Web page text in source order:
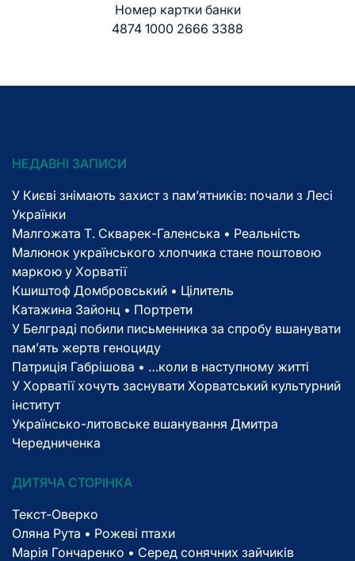
Номер картки банки
4874 1000 2666 3388
НЕДАВНІ ЗАПИСИ
У Києві знімають захист з пам’ятників: почали з Лесі
Українки
Малгожата Т. Скварек-Галенська • Реальність
Малюнок українського хлопчика стане поштовою
маркою у Хорватії
Кшиштоф Домбровський • Цілитель
Катажина Зайонц • Портрети
У Белграді побили письменника за спробу вшанувати
пам’ять жертв геноциду
Патриція Габрішова • …коли в наступному житті
У Хорватії хочуть заснувати Хорватський культурний
інститут
Українсько-литовське вшанування Дмитра
Чередниченка
ДИТЯЧА СТОРІНКА
Текст-Оверко
Оляна Рута • Рожеві птахи
Марія Гончаренко • Серед сонячних зайчиків